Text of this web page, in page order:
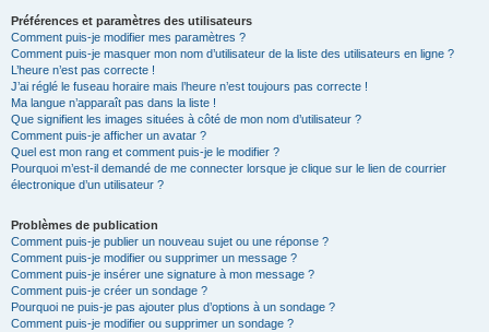
Préférences et paramètres des utilisateurs
Comment puis-je modifier mes paramètres ?
Comment puis-je masquer mon nom d’utilisateur de la liste des utilisateurs en ligne ?
L’heure n’est pas correcte !
J’ai réglé le fuseau horaire mais l’heure n’est toujours pas correcte !
Ma langue n’apparaît pas dans la liste !
Que signifient les images situées à côté de mon nom d’utilisateur ?
Comment puis-je afficher un avatar ?
Quel est mon rang et comment puis-je le modifier ?
Pourquoi m’est-il demandé de me connecter lorsque je clique sur le lien de courrier
électronique d’un utilisateur ?
Problèmes de publication
Comment puis-je publier un nouveau sujet ou une réponse ?
Comment puis-je modifier ou supprimer un message ?
Comment puis-je insérer une signature à mon message ?
Comment puis-je créer un sondage ?
Pourquoi ne puis-je pas ajouter plus d’options à un sondage ?
Comment puis-je modifier ou supprimer un sondage ?